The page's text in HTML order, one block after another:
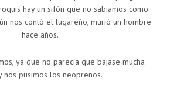
hay un sifón que no sabíamos como
nos contó el lugareño, murió un hombre
hace años.
ya que no parecía que bajase mucha
nos pusimos los neoprenos.